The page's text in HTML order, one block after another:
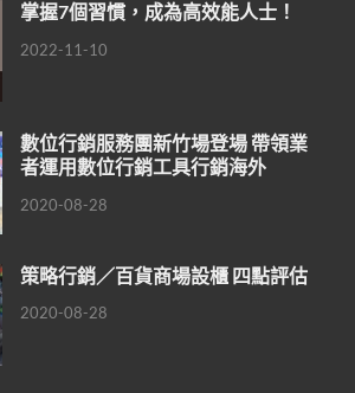
掌握7個習慣，成為高效能人士！
2022-11-10
數位行銷服務團新竹場登場 帶領業
者運用數位行銷工具行銷海外
2020-08-28
策略行銷／百貨商場設櫃 四點評估
2020-08-28